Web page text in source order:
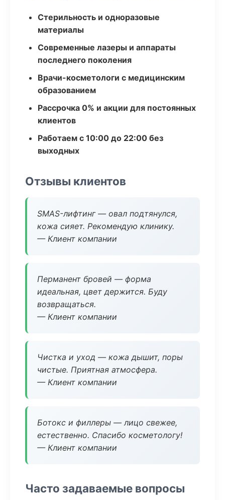
Стерильность и одноразовые
материалы
Современные лазеры и аппараты
последнего поколения
Врачи-косметологи с медицинским
образованием
Рассрочка 0% и акции для постоянных
клиентов
Работаем с 10:00 до 22:00 без
выходных
Отзывы клиентов
SMAS-лифтинг — овал подтянулся,
кожа сияет. Рекомендую клинику.
— Клиент компании
Перманент бровей — форма
идеальная, цвет держится. Буду
возвращаться.
— Клиент компании
Чистка и уход — кожа дышит, поры
чистые. Приятная атмосфера.
— Клиент компании
Ботокс и филлеры — лицо свежее,
естественно. Спасибо косметологу!
— Клиент компании
Часто задаваемые вопросы